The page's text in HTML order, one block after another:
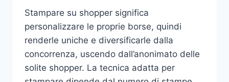
Stampare su shopper significa
personalizzare le proprie borse, quindi
renderle uniche e diversificarle dalla
concorrenza, uscendo dall’anonimato delle
solite shopper. La tecnica adatta per